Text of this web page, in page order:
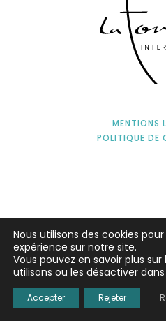
MENTIONS
POLITIQUE DE
Nous utilisons des cookies
expérience sur notre site.
Vous pouvez en savoir plus
utilisons ou les désactiver dans
Accepter Rejeter